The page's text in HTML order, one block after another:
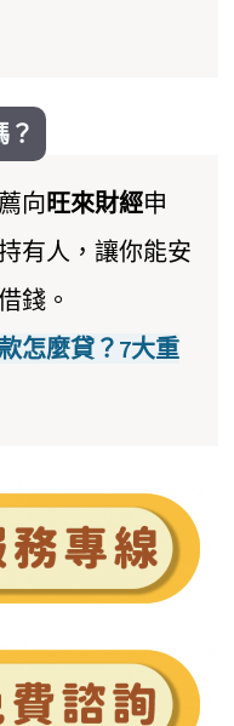
？
向旺來財經申
有人，讓你能安
錢。
怎麼貸？7大重